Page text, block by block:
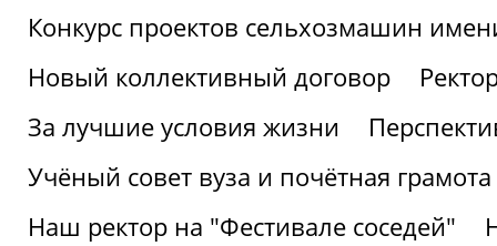
Конкурс проектов сельхозмашин
Новый коллективный договор
За лучшие условия жизни
Учёный совет вуза и почётная
Наш ректор на "Фестивале соседей"